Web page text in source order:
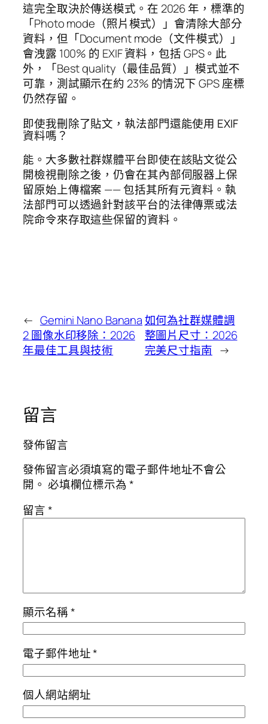
這完全取決於傳送模式。在 2026 年，標準的
「Photo mode（照片模式）」會清除大部分
資料，但「Document mode（文件模式）」
會洩露 100% 的 EXIF 資料，包括 GPS。此
外，「Best quality（最佳品質）」模式並不
可靠，測試顯示在約 23% 的情況下 GPS 座標
仍然存留。
即使我刪除了貼文，執法部門還能使用 EXIF
資料嗎？
能。大多數社群媒體平台即使在該貼文從公
開檢視刪除之後，仍會在其內部伺服器上保
留原始上傳檔案 —— 包括其所有元資料。執
法部門可以透過針對該平台的法律傳票或法
院命令來存取這些保留的資料。
← Gemini Nano Banana
2 圖像水印移除：2026
年最佳工具與技術
如何為社群媒體調
整圖片尺寸：2026
完美尺寸指南 →
留言
發佈留言
發佈留言必須填寫的電子郵件地址不會公
開。 必填欄位標示為*
留言*
顯示名稱*
電子郵件地址*
個人網站網址